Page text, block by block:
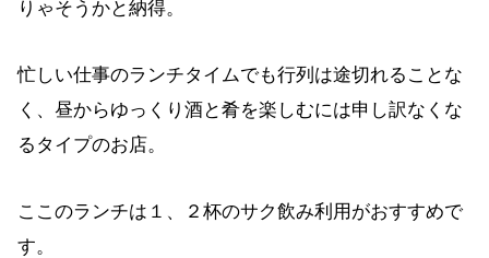
りゃそうかと納得。
忙しい仕事のランチタイムでも行列は途切れることな
く、昼からゆっくり酒と肴を楽しむには申し訳なくな
るタイプのお店。
ここのランチは１、２杯のサク飲み利用がおすすめで
す。